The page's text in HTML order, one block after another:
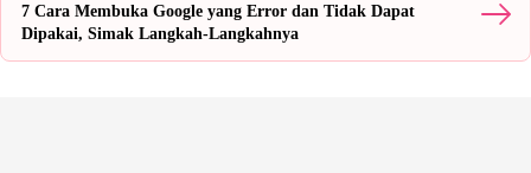
7 Cara Membuka Google yang Error dan Tidak Dapat
Dipakai, Simak Langkah-Langkahnya